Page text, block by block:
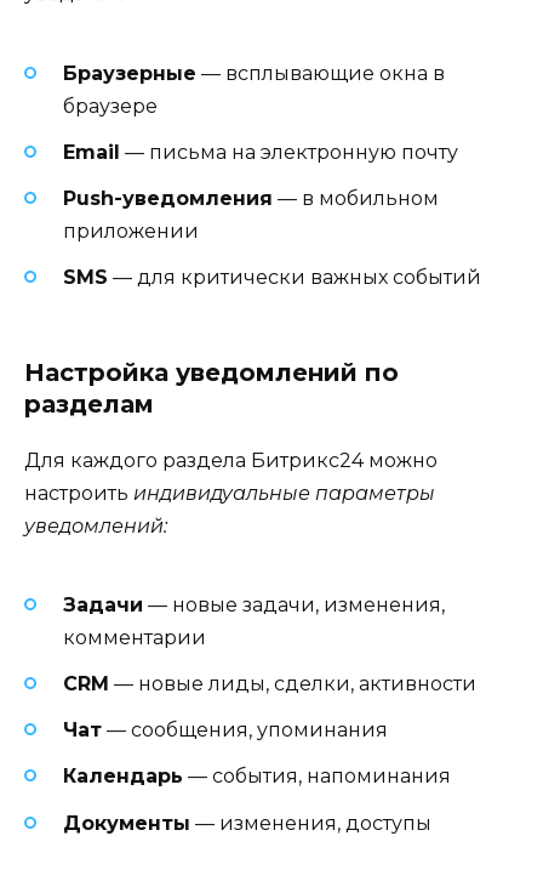
Браузерные — всплывающие окна в
браузере
Email — письма на электронную почту
Push-уведомления — в мобильном
приложении
SMS — для критически важных событий
Настройка уведомлений по
разделам
Для каждого раздела Битрикс24 можно
настроить индивидуальные параметры
уведомлений:
Задачи — новые задачи, изменения,
комментарии
CRM — новые лиды, сделки, активности
Чат — сообщения, упоминания
Календарь — события, напоминания
Документы — изменения, доступы